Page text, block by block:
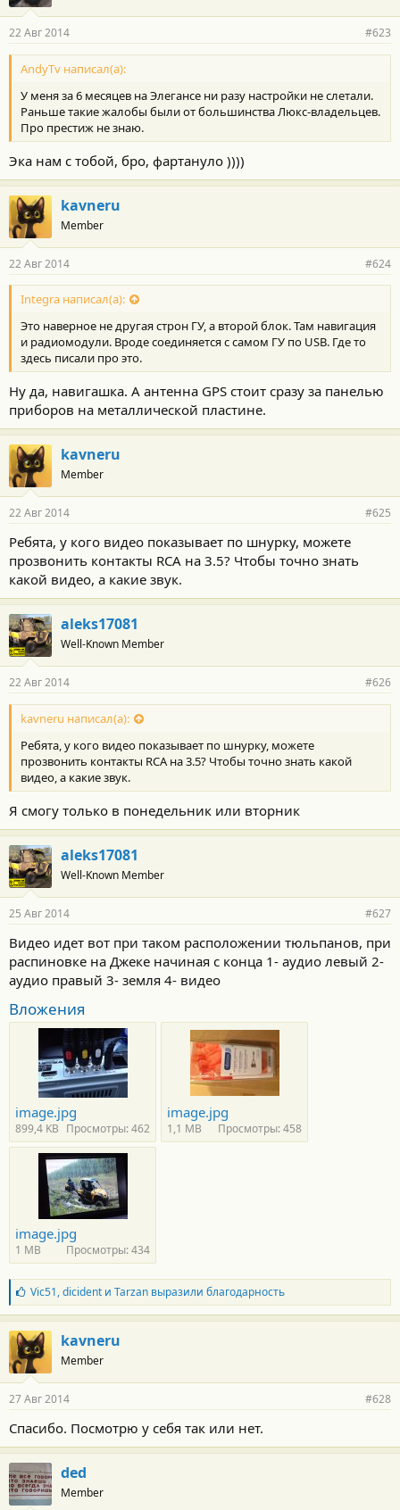
22 Авг 2014 #623
AndyTv написал(а):
У меня за 6 месяцев на Элегансе ни разу настройки не слетали.
Раньше такие жалобы были от большинства Люкс-владельцев.
Про престиж не знаю.
Эка нам с тобой, бро, фартануло ))))
kavneru
Member
22 Авг 2014 #624
Integra написал(а):
Это наверное не другая строн ГУ, а второй блок. Там навигация
и радиомодули. Вроде соединяется с самом ГУ по USB. Где то
здесь писали про это.
Ну да, навигашка. А антенна GPS стоит сразу за панелью
приборов на металлической пластине.
kavneru
Member
22 Авг 2014 #625
Ребята, у кого видео показывает по шнурку, можете
прозвонить контакты RCA на 3.5? Чтобы точно знать
какой видео, а какие звук.
aleks17081
Well-Known Member
22 Авг 2014 #626
kavneru написал(а):
Ребята, у кого видео показывает по шнурку, можете
прозвонить контакты RCA на 3.5? Чтобы точно знать какой
видео, а какие звук.
Я смогу только в понедельник или вторник
aleks17081
Well-Known Member
25 Авг 2014 #627
Видео идет вот при таком расположении тюльпанов, при
распиновке на Джеке начиная с конца 1- аудио левый 2-
аудио правый 3- земля 4- видео
Вложения
image.jpg
899,4 KB Просмотры: 462
image.jpg
1,1 MB Просмотры: 458
image.jpg
1 MB Просмотры: 434
Б
л
а
г
о
д
а
н
с
т
и
:
Vic51,dicidentи Tarzanвыразили благодарность
kavneru
Member
27 Авг 2014 #628
Спасибо. Посмотрю у себя так или нет.
ded
Member